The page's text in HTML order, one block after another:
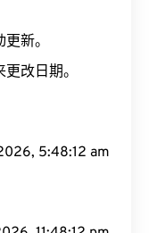
新。
改日期。
5:48:12 am